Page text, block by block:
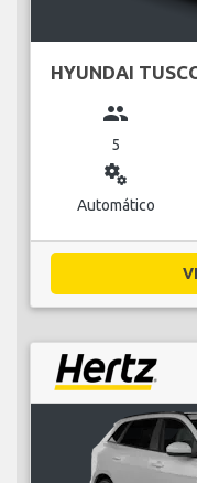
HYUNDAI
group
5
miscellaneous_services
Automático